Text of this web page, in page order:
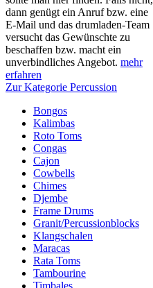
dann genügt ein Anruf bzw. eine
E-Mail und das drumladen-Team
versucht das Gewünschte zu
beschaffen bzw. macht ein
unverbindliches Angebot. mehr
erfahren
Zur Kategorie Percussion
Bongos
Kalimbas
Roto Toms
Congas
Cajon
Cowbells
Chimes
Djembe
Frame Drums
Granit/Percussionblocks
Klangschalen
Maracas
Rata Toms
Tambourine
Timbales